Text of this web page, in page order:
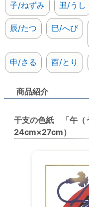
子/ねずみ 丑/うし
辰/たつ 巳/へび
申/さる 酉/とり
商品紹介
干支の色紙 「午（
24cm×27cm）